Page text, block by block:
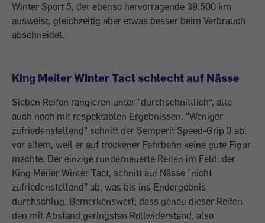
Winter Sport 5, der ebenso hervorragende 39.500 km
ausweist, gleichzeitig aber etwas besser beim Verbrauch
abschneidet.
King Meiler Winter Tact schlecht auf Nässe
Sieben Reifen rangieren unter "durchschnittlich“, alle
auch noch mit respektablen Ergebnissen. "Weniger
zufriedenstellend" schnitt der Semperit Speed-Grip 3 ab;
vor allem, weil er auf trockener Fahrbahn keine gute Figur
machte. Der einzige runderneuerte Reifen im Feld, der
King Meiler Winter Tact, schnitt auf Nässe "nicht
zufriedenstellend” ab, was bis ins Endergebnis
durchschlug. Bemerkenswert, dass genau dieser Reifen
den mit Abstand geringsten Rollwiderstand, also